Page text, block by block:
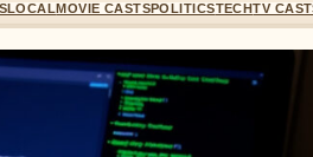
LOCALMOVIE CASTSPOLITICSTECHTV